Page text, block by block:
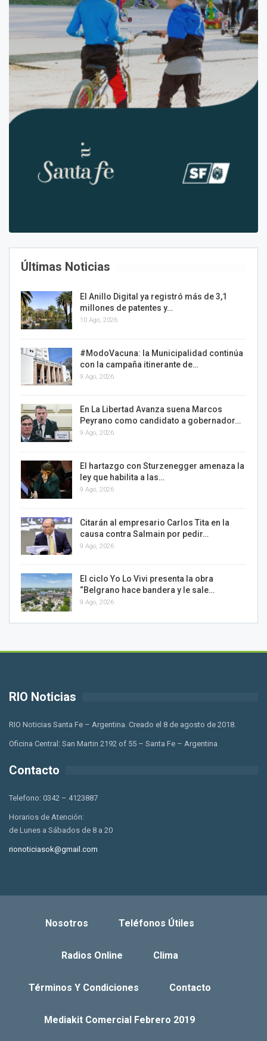
Últimas Noticias
El Anillo Digital ya registró más de 3,1
millones de patentes y…
10 Ago, 2026
#ModoVacuna: la Municipalidad continúa
con la campaña itinerante de…
9 Ago, 2026
En La Libertad Avanza suena Marcos
Peyrano como candidato a gobernador…
9 Ago, 2026
El hartazgo con Sturzenegger amenaza la
ley que habilita a las…
9 Ago, 2026
Citarán al empresario Carlos Tita en la
causa contra Salmain por pedir…
9 Ago, 2026
El ciclo Yo Lo Vivi presenta la obra
“Belgrano hace bandera y le sale…
9 Ago, 2026
RIO Noticias
RIO Noticias Santa Fe – Argentina. Creado el 8 de agosto de 2018.
Oficina Central: San Martin 2192 of 55 – Santa Fe – Argentina
Contacto
Telefono: 0342 – 4123887
Horarios de Atención:
de Lunes a Sábados de 8 a 20
rionoticiasok@gmail.com
Nosotros Teléfonos Útiles
Radios Online Clima
Términos Y Condiciones Contacto
Mediakit Comercial Febrero 2019